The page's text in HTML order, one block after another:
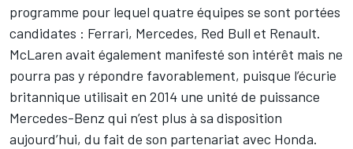
programme pour lequel quatre équipes se sont portées
candidates : Ferrari, Mercedes, Red Bull et Renault.
McLaren avait également manifesté son intérêt mais ne
pourra pas y répondre favorablement, puisque l’écurie
britannique utilisait en 2014 une unité de puissance
Mercedes-Benz qui n’est plus à sa disposition
aujourd’hui, du fait de son partenariat avec Honda.